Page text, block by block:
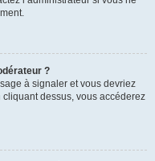
?
à signaler et vous devriez
dessus, vous accéderez